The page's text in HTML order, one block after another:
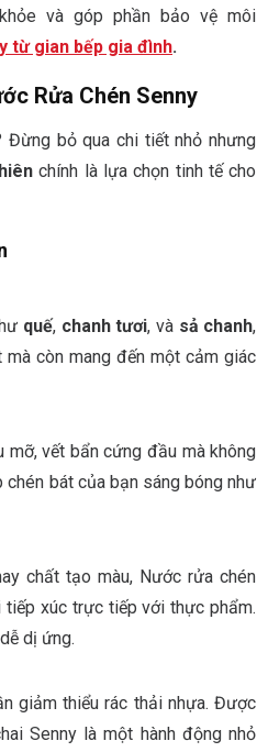
và góp phần bảo vệ môi
từ gian bếp gia đình.
Rửa Chén Senny
Đừng bỏ qua chi tiết nhỏ nhưng
chính là lựa chọn tinh tế cho
quế, chanh tươi, và sả chanh,
còn mang đến một cảm giác
vết bẩn cứng đầu mà không
chén bát của bạn sáng bóng như
chất tạo màu, Nước rửa chén
tiếp xúc trực tiếp với thực phẩm.
dị ứng.
giảm thiểu rác thải nhựa. Được
Senny là một hành động nhỏ